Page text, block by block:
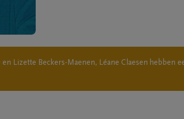
Lizette Beckers-Maenen, Léane Claesen hebben